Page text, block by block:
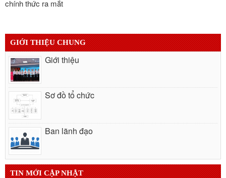
chính thức ra mắt
GIỚI THIỆU CHUNG
Giới thiệu
Sơ đồ tổ chức
Ban lãnh đạo
TIN MỚI CẬP NHẬT